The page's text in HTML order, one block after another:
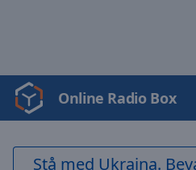
Video
Player
loading.
Online Radio Box
Stå med Ukraina.